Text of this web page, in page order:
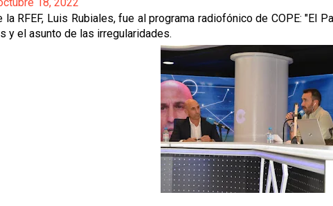
RFEF, Luis Rubiales, fue al programa radiofónico de COPE:
y el asunto de las irregularidades.